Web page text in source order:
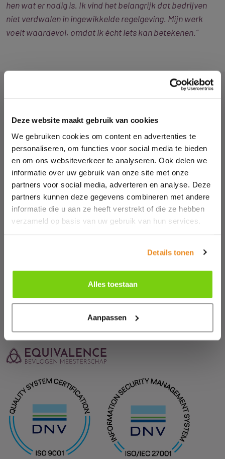
Deze website maakt gebruik van cookies
We gebruiken cookies om content en advertenties te
personaliseren, om functies voor social media te bieden
en om ons websiteverkeer te analyseren. Ook delen we
informatie over uw gebruik van onze site met onze
partners voor social media, adverteren en analyse. Deze
partners kunnen deze gegevens combineren met andere
informatie die u aan ze heeft verstrekt of die ze hebben
verzameld op basis van uw gebruik van hun services.
Details tonen
Alles toestaan
Aanpassen
hen wat er nodig is. Ik vind het belangrijk dat bedrijven
niet verdwalen in ingewikkelde regelgeving. Mijn werk
voelt waardevol, omdat ik écht iets kan betekenen.”